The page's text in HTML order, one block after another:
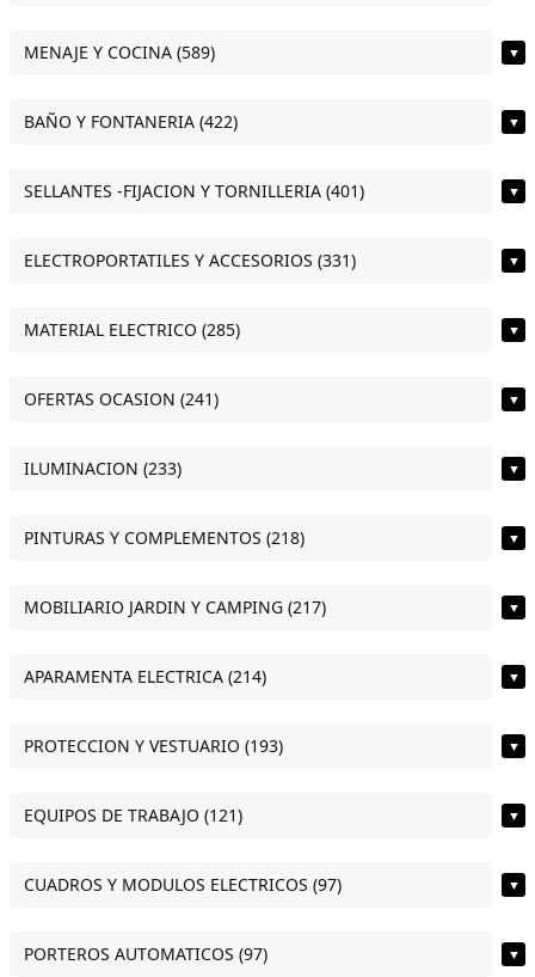
MENAJE Y COCINA (589) ▼
BAÑO Y FONTANERIA (422) ▼
SELLANTES -FIJACION Y TORNILLERIA (401) ▼
ELECTROPORTATILES Y ACCESORIOS (331) ▼
MATERIAL ELECTRICO (285) ▼
OFERTAS OCASION (241) ▼
ILUMINACION (233) ▼
PINTURAS Y COMPLEMENTOS (218) ▼
MOBILIARIO JARDIN Y CAMPING (217) ▼
APARAMENTA ELECTRICA (214) ▼
PROTECCION Y VESTUARIO (193) ▼
EQUIPOS DE TRABAJO (121) ▼
CUADROS Y MODULOS ELECTRICOS (97) ▼
PORTEROS AUTOMATICOS (97) ▼